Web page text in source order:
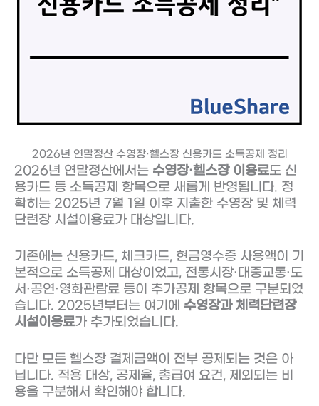
2026년 연말정산 수영장·헬스장 신용카드 소득공제 정리
2026년 연말정산에서는 수영장·헬스장 이용료도 신
용카드 등 소득공제 항목으로 새롭게 반영됩니다. 정
확히는 2025년 7월 1일 이후 지출한 수영장 및 체력
단련장 시설이용료가 대상입니다.
기존에는 신용카드, 체크카드, 현금영수증 사용액이 기
본적으로 소득공제 대상이었고, 전통시장·대중교통·도
서·공연·영화관람료 등이 추가공제 항목으로 구분되었
습니다. 2025년부터는 여기에 수영장과 체력단련장
시설이용료가 추가되었습니다.
다만 모든 헬스장 결제금액이 전부 공제되는 것은 아
닙니다. 적용 대상, 공제율, 총급여 요건, 제외되는 비
용을 구분해서 확인해야 합니다.